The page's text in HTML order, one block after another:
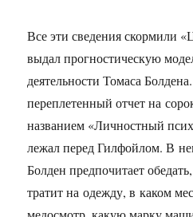
Все эти сведения скормили
выдал прогностическую
деятельности Томаса
переплетенный отчет на
названием «Личностный
лежал перед Гилфойлом. В
Болден предпочитает
тратит на одежду, в каком